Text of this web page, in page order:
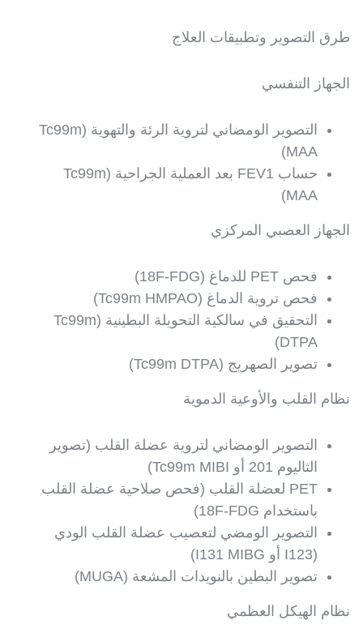
طرق التصوير وتطبيقات العلاج
الجهاز التنفسي
التصوير الومضاني لتروية الرئة والتهوية (Tc99m
MAA)
حساب FEV1 بعد العملية الجراحية (Tc99m
MAA)
الجهاز العصبي المركزي
فحص PET للدماغ (18F-FDG)
فحص تروية الدماغ (Tc99m HMPAO)
التحقيق في سالكية التحويلة البطينية (Tc99m
DTPA)
تصوير الصهريج (Tc99m DTPA)
نظام القلب والأوعية الدموية
التصوير الومضاني لتروية عضلة القلب (تصوير
الثاليوم 201 أو Tc99m MIBI)
PET لعضلة القلب (فحص صلاحية عضلة القلب
باستخدام 18F-FDG)
التصوير الومضي لتعصيب عضلة القلب الودي
(I123 أو I131 MIBG)
تصوير البطين بالنويدات المشعة (MUGA)
نظام الهيكل العظمي